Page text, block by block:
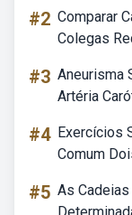
#2 Comparar
Colegas
#3 Aneurisma
Artéria
#4 Exercícios
Comum
#5 As